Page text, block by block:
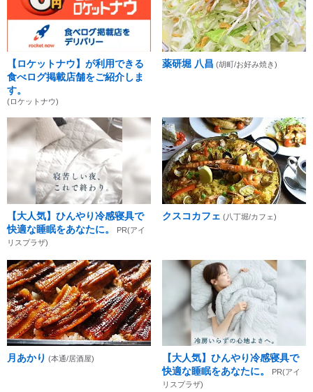
【ロケットナウ】が利用できる
食べログ掲載店舗をご紹介しま
す。
(ロケットナウ)
薬研堀 八昌 (胡町/お好み焼き)
【大人気】ひんやり冷感寝具で
快適な睡眠をあなたに。
PR(アイ
リスプラザ)
クスコカフェ (八丁堀/カフェ)
月あかり (本通/居酒屋)
【大人気】ひんやり冷感寝具で
快適な睡眠をあなたに。
PR(アイ
リスプラザ)